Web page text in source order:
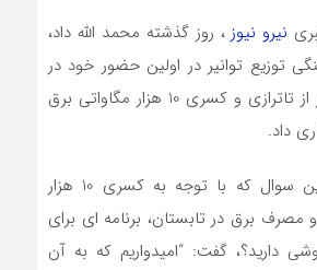
نیرو نیوز، روز گذشته محمد الله داد،
توزیع توانیر در اولین حضور خود در
جمع خبرنگاران خبر از تاترازی و کسری 10 هزار مگاواتی برق
داد.
وی در پاسخ به این سوال که با توجه به کسری 10 هزار
و مصرف برق در تابستان، برنامه ای برای
دارید؟، گفت: “امیدواریم که به آن